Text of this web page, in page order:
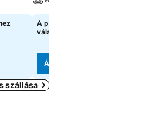
A pontos árak megtekintéséhez
válasszon dátumokat
Árak megjelenítése
szállása